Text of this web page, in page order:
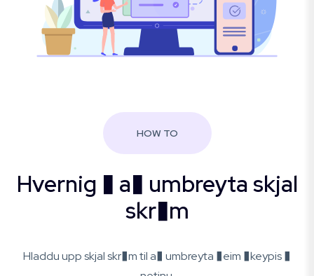
HOW TO
Hvernig � a� umbreyta skjal
skr�m
Hladdu upp skjal skr�m til a� umbreyta �eim �keypis �